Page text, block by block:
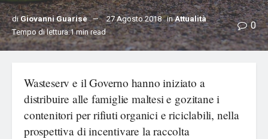
diGiovanni Guarise 27 Agosto 2018 inAttualità
Tempo di lettura:1 min read
0
Wasteserv e il Governo hanno iniziato a
distribuire alle famiglie maltesi e gozitane i
contenitori per rifiuti organici e riciclabili, nella
prospettiva di incentivare la raccolta